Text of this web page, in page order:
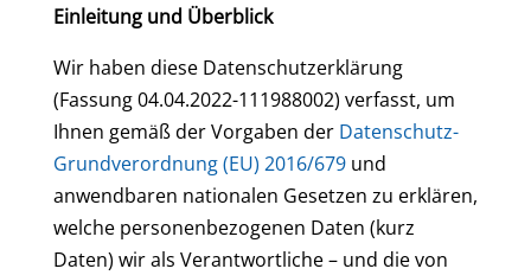
Einleitung und Überblick
Wir haben diese Datenschutzerklärung
(Fassung 04.04.2022-111988002) verfasst, um
Ihnen gemäß der Vorgaben der Datenschutz-
Grundverordnung (EU) 2016/679und
anwendbaren nationalen Gesetzen zu erklären,
welche personenbezogenen Daten (kurz
Daten) wir als Verantwortliche – und die von